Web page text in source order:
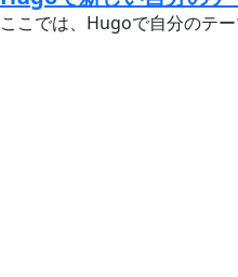
ここでは、Hugoで自分のテ